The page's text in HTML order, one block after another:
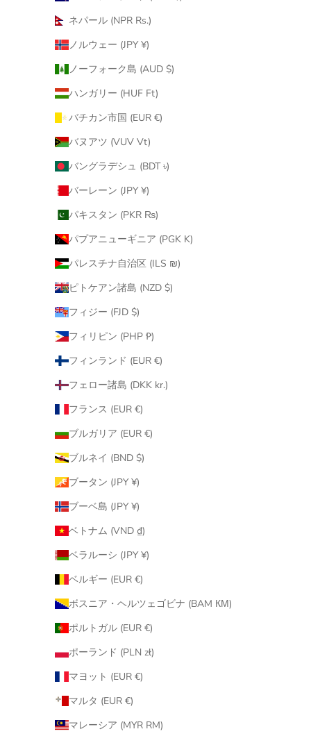
ネパール (NPR Rs.)
ノルウェー (JPY ¥)
ノーフォーク島 (AUD $)
ハンガリー (HUF Ft)
バチカン市国 (EUR €)
バヌアツ (VUV Vt)
バングラデシュ (BDT ৳)
バーレーン (JPY ¥)
パキスタン (PKR ₨)
パプアニューギニア (PGK K)
パレスチナ自治区 (ILS ₪)
ピトケアン諸島 (NZD $)
フィジー (FJD $)
フィリピン (PHP ₱)
フィンランド (EUR €)
フェロー諸島 (DKK kr.)
フランス (EUR €)
ブルガリア (EUR €)
ブルネイ (BND $)
ブータン (JPY ¥)
ブーベ島 (JPY ¥)
ベトナム (VND ₫)
ベラルーシ (JPY ¥)
ベルギー (EUR €)
ボスニア・ヘルツェゴビナ (BAM КМ)
ポルトガル (EUR €)
ポーランド (PLN zł)
マヨット (EUR €)
マルタ (EUR €)
マレーシア (MYR RM)